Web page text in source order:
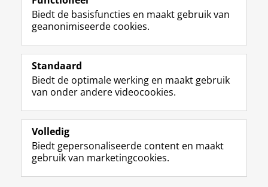
Volg ons op
a
c
b
k
p
a
n
s
a
a
m
-
i
e
n
p
o
u
-
a
Meer info
Contact
Biedt de basisfuncties en maakt gebruik van
geanonimiseerde cookies.
Standaard
Biedt de optimale werking en maakt gebruik
van onder andere videocookies.
Volledig
Biedt gepersonaliseerde content en maakt
gebruik van marketingcookies.